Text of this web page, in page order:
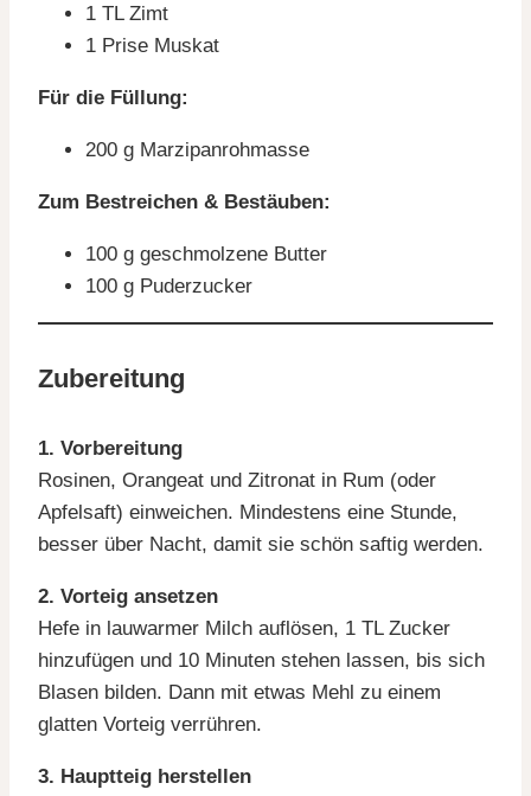
1 TL Zimt
1 Prise Muskat
Für die Füllung:
200 g Marzipanrohmasse
Zum Bestreichen & Bestäuben:
100 g geschmolzene Butter
100 g Puderzucker
Zubereitung
1. Vorbereitung
Rosinen, Orangeat und Zitronat in Rum (oder
Apfelsaft) einweichen. Mindestens eine Stunde,
besser über Nacht, damit sie schön saftig werden.
2. Vorteig ansetzen
Hefe in lauwarmer Milch auflösen, 1 TL Zucker
hinzufügen und 10 Minuten stehen lassen, bis sich
Blasen bilden. Dann mit etwas Mehl zu einem
glatten Vorteig verrühren.
3. Hauptteig herstellen